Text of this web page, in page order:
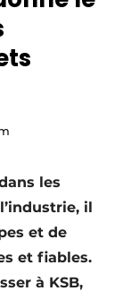
les
il
et de
et fiables.
à KSB,